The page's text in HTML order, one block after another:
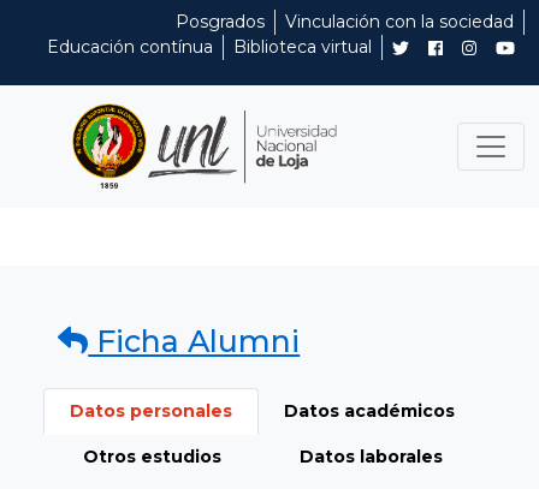
Posgrados
Vinculación con la sociedad
Educación contínua
Biblioteca virtual
Ficha Alumni
Datos personales Datos académicos
Otros estudios Datos laborales